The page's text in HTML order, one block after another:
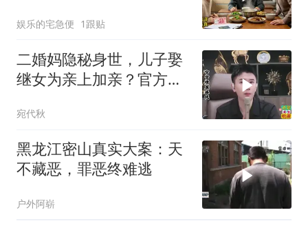
娱乐的宅急便 1跟贴
二婚妈隐秘身世，儿子娶
继女为亲上加亲？官方怒
宛代秋
黑龙江密山真实大案：天
不藏恶，罪恶终难逃
户外阿崭